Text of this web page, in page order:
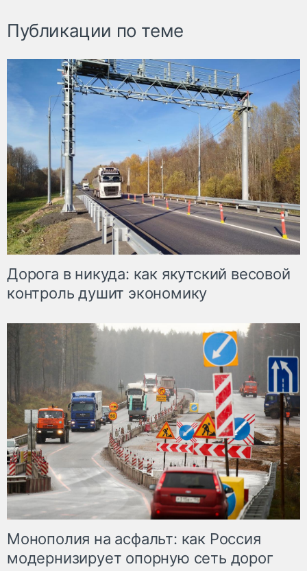
Публикации по теме
Дорога в никуда: как якутский весовой
контроль душит экономику
Монополия на асфальт: как Россия
модернизирует опорную сеть дорог